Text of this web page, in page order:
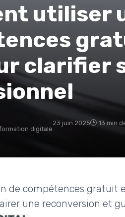
utiliser
clarifier
digitale
23 juin 2025 13 min
de compétences gratuit
une reconversion et